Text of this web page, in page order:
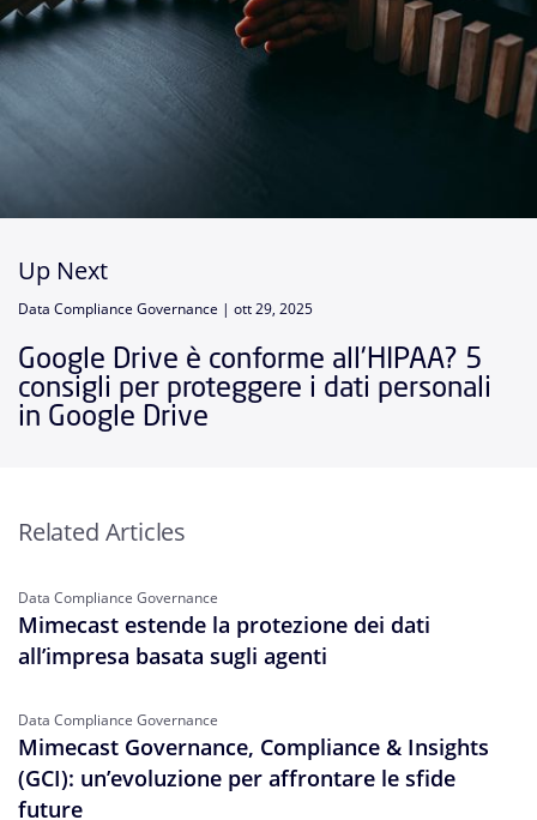
Up Next
Data Compliance Governance | ott 29, 2025
Google Drive è conforme all'HIPAA? 5
consigli per proteggere i dati personali
in Google Drive
Related Articles
Data Compliance Governance
Mimecast estende la protezione dei dati
all’impresa basata sugli agenti
Data Compliance Governance
Mimecast Governance, Compliance & Insights
(GCI): un’evoluzione per affrontare le sfide
future